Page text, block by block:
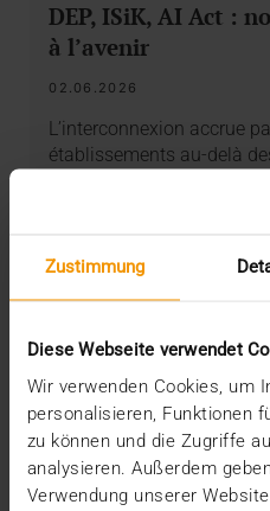
Zustimmung
Diese Webseite verwendet
Wir verwenden Cookies, um
personalisieren, Funktionen
zu können und die Zugriffe
analysieren. Außerdem
Verwendung unserer
DEP, ISiK, AI Act :
à l’avenir
02.06.2026
L’interconnexion accrue
établissements au-delà
EN SAVOIR PLUS